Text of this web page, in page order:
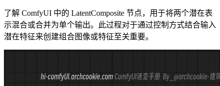
了解 ComfyUI 中的 LatentComposite 节点，用于将两个潜在表
示混合或合并为单个输出。此过程对于通过控制方式结合输入
潜在特征来创建组合图像或特征至关重要。